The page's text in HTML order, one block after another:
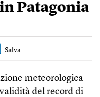
Patagonia
meteorologica
del record di